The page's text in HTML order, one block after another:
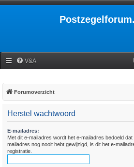
V&A
Forumoverzicht
Herstel wachtwoord
E-mailadres:
Met dit e-mailadres wordt het e-mailadres bedoeld
mailadres nog nooit hebt gewijzigd, is dit het e-
registratie.